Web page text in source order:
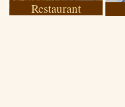
Restaurant